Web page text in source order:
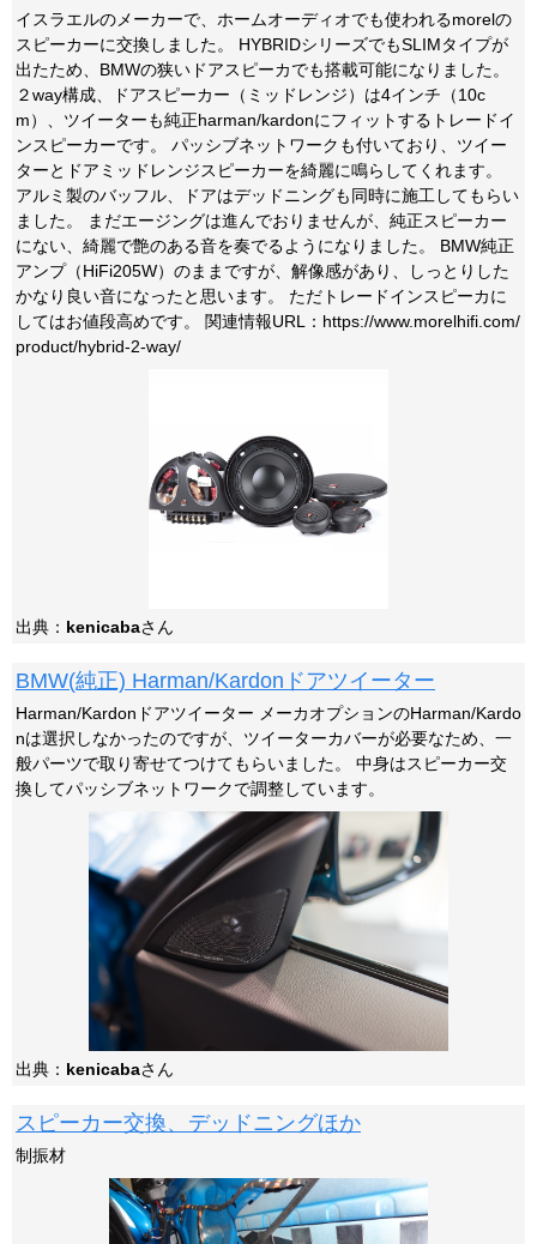
イスラエルのメーカーで、ホームオーディオでも使われるmorelの
スピーカーに交換しました。 HYBRIDシリーズでもSLIMタイプが
出たため、BMWの狭いドアスピーカでも搭載可能になりました。
２way構成、ドアスピーカー（ミッドレンジ）は4インチ（10c
m）、ツイーターも純正harman/kardonにフィットするトレードイ
ンスピーカーです。 パッシブネットワークも付いており、ツイー
ターとドアミッドレンジスピーカーを綺麗に鳴らしてくれます。
アルミ製のバッフル、ドアはデッドニングも同時に施工してもらい
ました。 まだエージングは進んでおりませんが、純正スピーカー
にない、綺麗で艶のある音を奏でるようになりました。 BMW純正
アンプ（HiFi205W）のままですが、解像感があり、しっとりした
かなり良い音になったと思います。 ただトレードインスピーカに
してはお値段高めです。 関連情報URL：https://www.morelhifi.com/
product/hybrid-2-way/
出典： kenicabaさん
BMW(純正) Harman/Kardonドアツイーター
Harman/Kardonドアツイーター メーカオプションのHarman/Kardo
nは選択しなかったのですが、ツイーターカバーが必要なため、一
般パーツで取り寄せてつけてもらいました。 中身はスピーカー交
換してパッシブネットワークで調整しています。
出典： kenicabaさん
スピーカー交換、デッドニングほか
制振材